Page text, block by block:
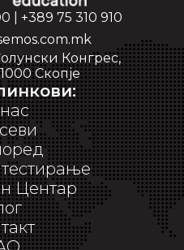
+389 75 310 910
Конгрес,
1000 Скопје
Центар